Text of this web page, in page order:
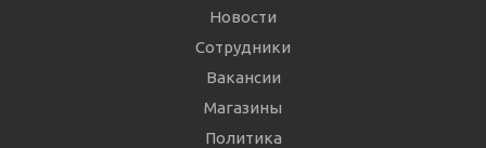
Новости
Сотрудники
Вакансии
Магазины
Политика